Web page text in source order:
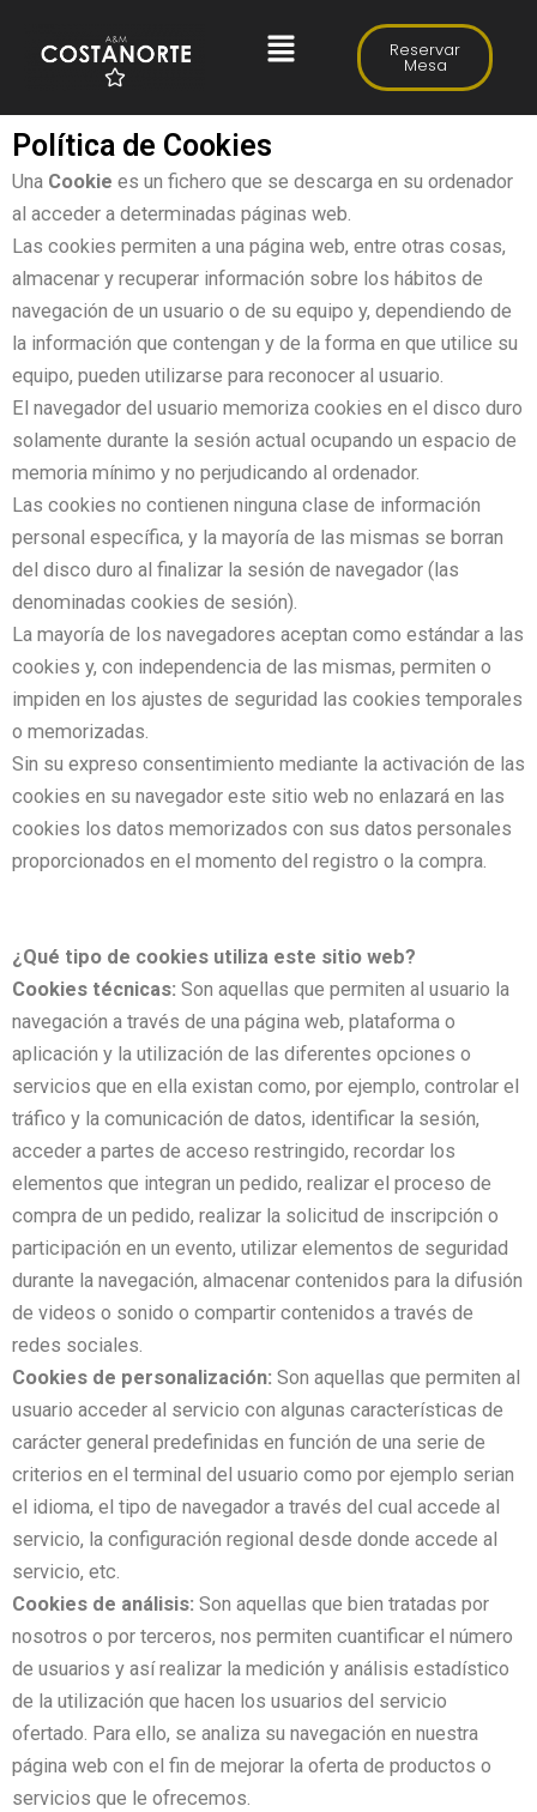
Menú Reservar
Mesa
Política de Cookies
Una Cookie es un fichero que se descarga en su ordenador
al acceder a determinadas páginas web.
Las cookies permiten a una página web, entre otras cosas,
almacenar y recuperar información sobre los hábitos de
navegación de un usuario o de su equipo y, dependiendo de
la información que contengan y de la forma en que utilice su
equipo, pueden utilizarse para reconocer al usuario.
El navegador del usuario memoriza cookies en el disco duro
solamente durante la sesión actual ocupando un espacio de
memoria mínimo y no perjudicando al ordenador.
Las cookies no contienen ninguna clase de información
personal específica, y la mayoría de las mismas se borran
del disco duro al finalizar la sesión de navegador (las
denominadas cookies de sesión).
La mayoría de los navegadores aceptan como estándar a las
cookies y, con independencia de las mismas, permiten o
impiden en los ajustes de seguridad las cookies temporales
o memorizadas.
Sin su expreso consentimiento mediante la activación de las
cookies en su navegador este sitio web no enlazará en las
cookies los datos memorizados con sus datos personales
proporcionados en el momento del registro o la compra.
¿Qué tipo de cookies utiliza este sitio web?
Cookies técnicas: Son aquellas que permiten al usuario la
navegación a través de una página web, plataforma o
aplicación y la utilización de las diferentes opciones o
servicios que en ella existan como, por ejemplo, controlar el
tráfico y la comunicación de datos, identificar la sesión,
acceder a partes de acceso restringido, recordar los
elementos que integran un pedido, realizar el proceso de
compra de un pedido, realizar la solicitud de inscripción o
participación en un evento, utilizar elementos de seguridad
durante la navegación, almacenar contenidos para la difusión
de videos o sonido o compartir contenidos a través de
redes sociales.
Cookies de personalización: Son aquellas que permiten al
usuario acceder al servicio con algunas características de
carácter general predefinidas en función de una serie de
criterios en el terminal del usuario como por ejemplo serian
el idioma, el tipo de navegador a través del cual accede al
servicio, la configuración regional desde donde accede al
servicio, etc.
Cookies de análisis: Son aquellas que bien tratadas por
nosotros o por terceros, nos permiten cuantificar el número
de usuarios y así realizar la medición y análisis estadístico
de la utilización que hacen los usuarios del servicio
ofertado. Para ello, se analiza su navegación en nuestra
página web con el fin de mejorar la oferta de productos o
servicios que le ofrecemos.